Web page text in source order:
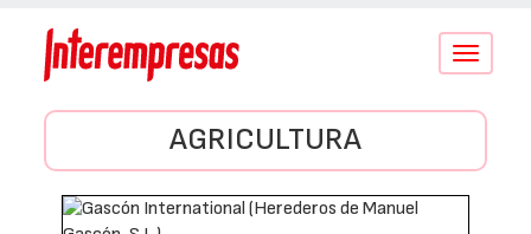
Conmutar
AGRICULTURA